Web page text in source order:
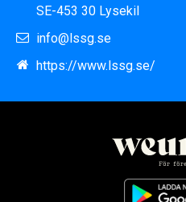
SE-453 30 Lysekil
info@lssg.se
https://www.lssg.se/